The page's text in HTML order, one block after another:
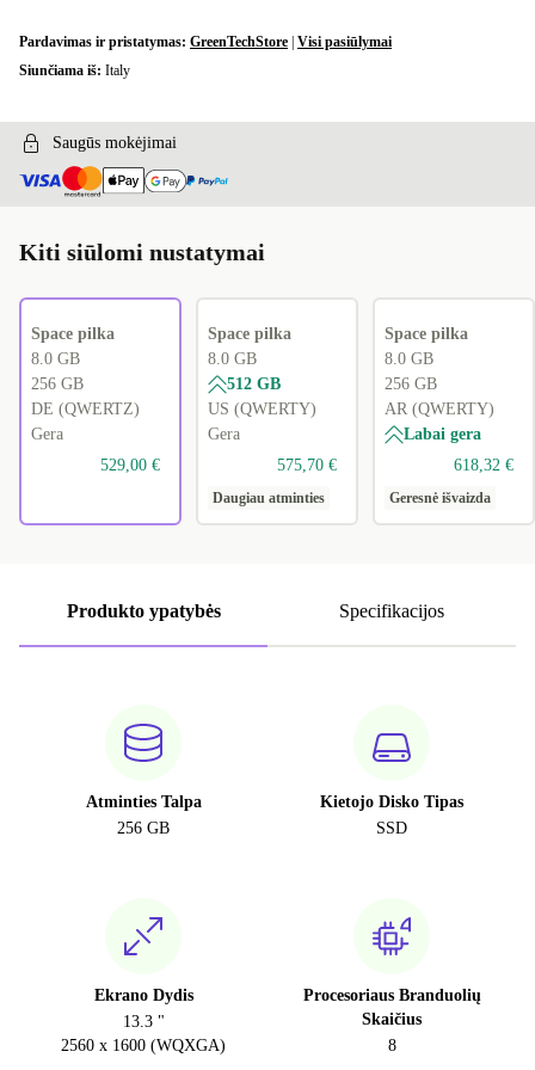
BE (AZERTY)
CH (QWERTZ)
International English (QWERTY)
Pardavimas ir pristatymas: GreenTechStore Visi pasiūlymai
Siunčiama iš: Italy
Saugūs mokėjimai
Kiti siūlomi nustatymai
Space pilka
8.0 GB
256 GB
DE (QWERTZ)
Gera
529,00 €
Space pilka
8.0 GB
512 GB
US (QWERTY)
Gera
575,70 €
Daugiau atminties
Space pilka
8.0 GB
256 GB
AR (QWERTY)
Labai gera
618,32 €
Geresnė išvaizda
Produkto ypatybės Specifikacijos
Atminties Talpa
256 GB
Kietojo Disko Tipas
SSD
Ekrano Dydis
13.3 "
2560 x 1600 (WQXGA)
Procesoriaus Branduolių
Skaičius
8